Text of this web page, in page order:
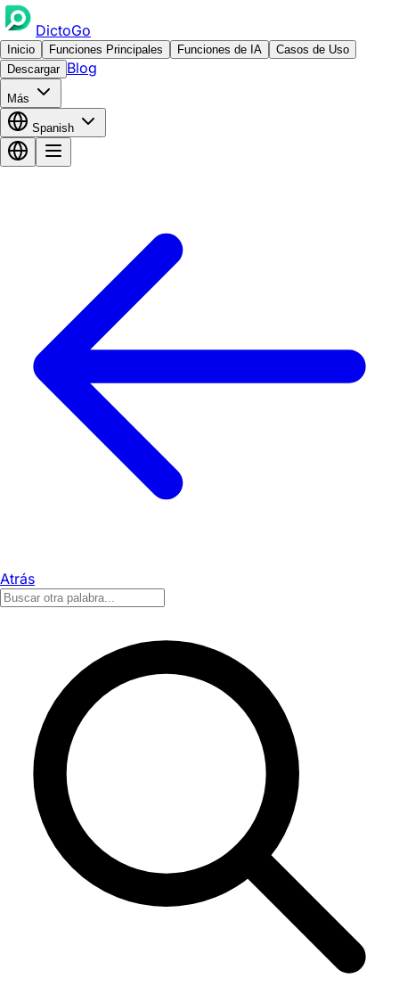
DictoGo
Inicio Funciones Principales Funciones de IA
Casos de Uso
Descargar Blog
Más
Spanish
Atrás